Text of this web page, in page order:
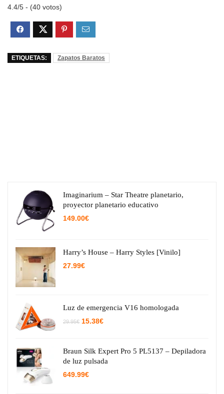
4.4/5 - (40 votos)
ETIQUETAS: Zapatos Baratos
Imaginarium – Star Theatre planetario,
proyector planetario educativo
149.00€
Harry’s House – Harry Styles [Vinilo]
27.99€
Luz de emergencia V16 homologada
29.95€ El
29.95€.
15.38€El
15.38€.
Braun Silk Expert Pro 5 PL5137 – Depiladora
de luz pulsada
649.99€